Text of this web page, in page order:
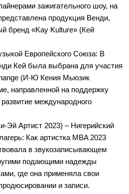
зажигательного шоу, на
продукция Венди,
бренд «Kay Kulture» (Кей
Европейского Союза: В
Кей была выбрана для участия
(И-Ю Кения Мьюзик
направленной на поддержку
международного
Эй Артист 2023) – Нигерийский
Как артистка MBA 2023
в звукозаписывающем
подающими надежды
где она применяла свои
и записи.